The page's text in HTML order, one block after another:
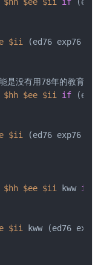
$ii
(ed76 exp76
没有用78年的教育数据
$hh $ee $ii if
$ii
(ed76 exp76
$hh $ee $ii kww if
$ii
kww (ed76